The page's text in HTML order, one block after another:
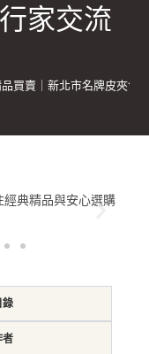
家交流
買賣｜新北市名牌皮夾包
錄
者